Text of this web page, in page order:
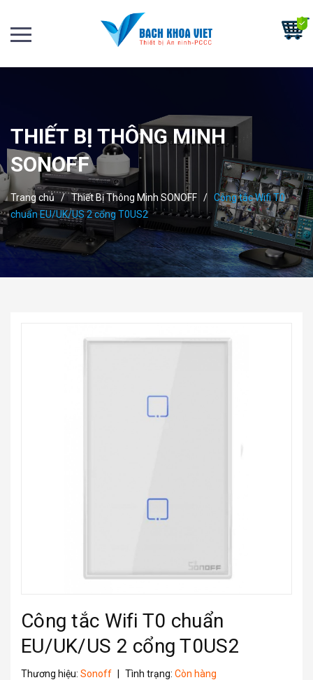
THIẾT BỊ THÔNG MINH
SONOFF
Trang chủ / Thiết Bị Thông Minh SONOFF / Công tắc Wifi T0
chuẩn EU/UK/US 2 cổng T0US2
Công tắc Wifi T0 chuẩn
EU/UK/US 2 cổng T0US2
Thương hiệu: Sonoff Tình trạng: Còn hàng